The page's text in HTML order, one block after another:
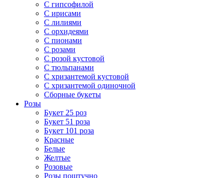
С гипсофилой
С ирисами
С лилиями
С орхидеями
С пионами
С розами
С розой кустовой
С тюльпанами
С хризантемой кустовой
С хризантемой одиночной
Сборные букеты
Розы
Букет 25 роз
Букет 51 роза
Букет 101 роза
Красные
Белые
Желтые
Розовые
Розы поштучно